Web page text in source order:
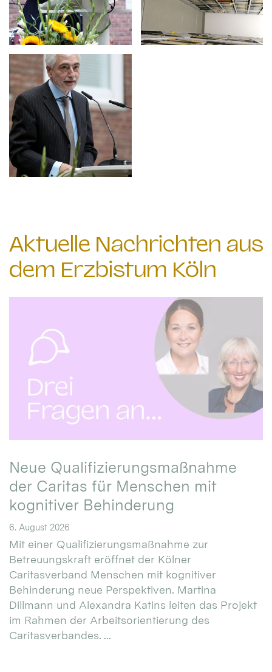
Aktuelle Nachrichten aus
dem Erzbistum Köln
Neue Qualifizierungsmaßnahme
der Caritas für Menschen mit
kognitiver Behinderung
6. August 2026
Mit einer Qualifizierungsmaßnahme zur
Betreuungskraft eröffnet der Kölner
Caritasverband Menschen mit kognitiver
Behinderung neue Perspektiven. Martina
Dillmann und Alexandra Katins leiten das Projekt
im Rahmen der Arbeitsorientierung des
Caritasverbandes. ...